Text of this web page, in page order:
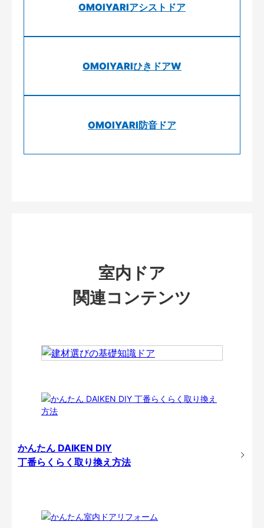
OMOIYARIアシストドア
OMOIYARIひきドアW
OMOIYARI防音ドア
室内ドア
関連コンテンツ
かんたん DAIKEN DIY
丁番らくらく取り換え方法